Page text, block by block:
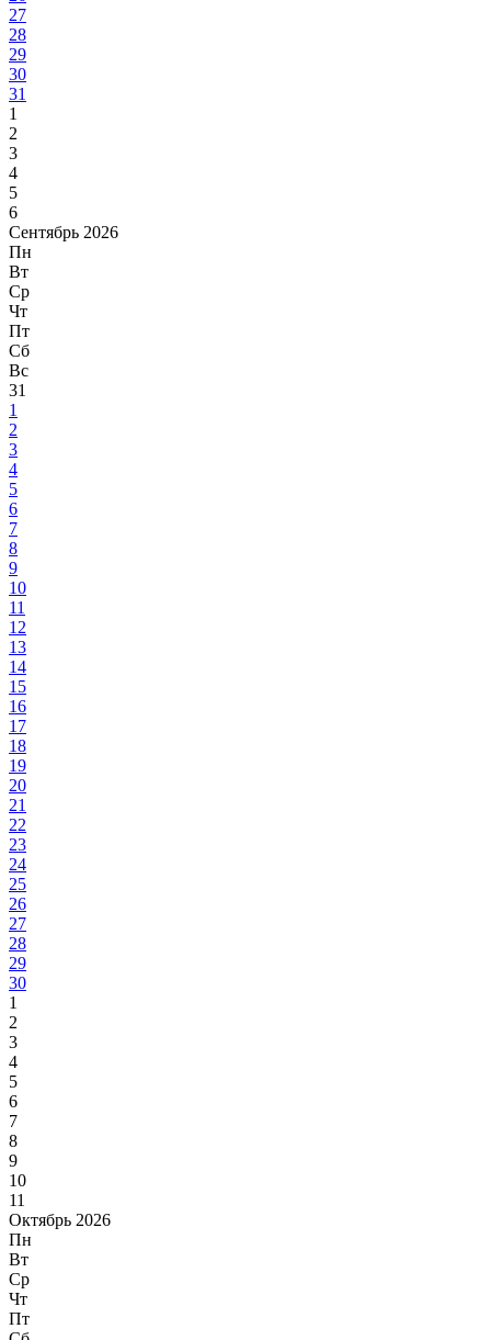
27
28
29
30
31
1
2
3
4
5
6
Сентябрь 2026
Пн
Вт
Ср
Чт
Пт
Сб
Вс
31
1
2
3
4
5
6
7
8
9
10
11
12
13
14
15
16
17
18
19
20
21
22
23
24
25
26
27
28
29
30
1
2
3
4
5
6
7
8
9
10
11
Октябрь 2026
Пн
Вт
Ср
Чт
Пт